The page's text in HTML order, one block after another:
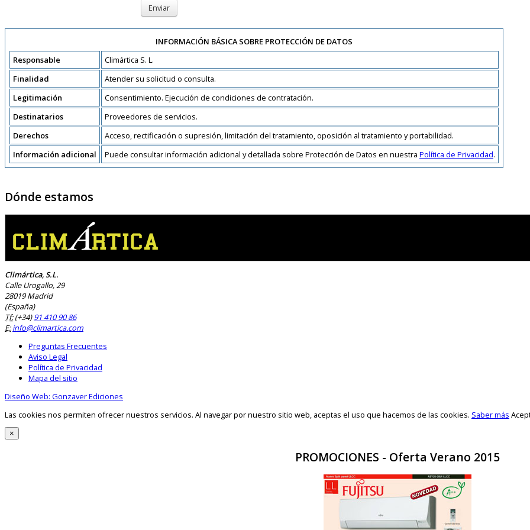
Enviar
INFORMACIÓN BÁSICA SOBRE PROTECCIÓN DE DATOS
Responsable
Climártica S. L.
Finalidad
Atender su solicitud o consulta.
Legitimación
Consentimiento. Ejecución de condiciones de contratación.
Destinatarios
Proveedores de servicios.
Derechos
Acceso, rectificación o supresión, limitación del tratamiento, oposición al tratamiento y portabilidad.
Información adicional
Puede consultar información adicional y detallada sobre Protección de Datos en nuestra Política de Privacidad.
Dónde estamos
Climártica, S.L.
Calle Urogallo, 29
28019 Madrid
(España)
Tf:(+34)91 410 90 86
E: info@climartica.com
Preguntas Frecuentes
Aviso Legal
Política de Privacidad
Mapa del sitio
Diseño Web: Gonzaver Ediciones
Las cookies nos permiten ofrecer nuestros servicios. Al navegar por nuestro sitio web, aceptas el uso que hacemos de las cookies. Saber más
×
PROMOCIONES - Oferta Verano 2015